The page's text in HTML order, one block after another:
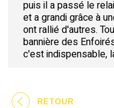
puis il a passé le
et a grandi grâce à
ont rallié d'autres.
bannière des
c'est indispensable,
RETOUR